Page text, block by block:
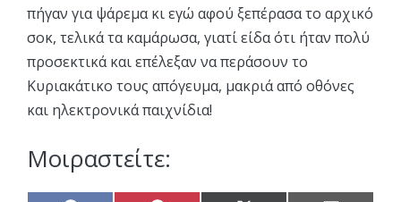
πήγαν για ψάρεμα κι εγώ αφού ξεπέρασα το αρχικό
σοκ, τελικά τα καμάρωσα, γιατί είδα ότι ήταν πολύ
προσεκτικά και επέλεξαν να περάσουν το
Κυριακάτικο τους απόγευμα, μακριά από οθόνες
και ηλεκτρονικά παιχνίδια!
Μοιραστείτε: